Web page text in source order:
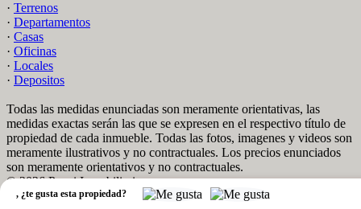
, ¿te gusta esta propiedad?
· Terrenos
· Departamentos
· Casas
· Oficinas
· Locales
· Depositos
Todas las medidas enunciadas son meramente orientativas, las
medidas exactas serán las que se expresen en el respectivo título de
propiedad de cada inmueble. Todas las fotos, imagenes y videos son
meramente ilustrativos y no contractuales. Los precios enunciados
son meramente orientativos y no contractuales.
© 2026 Pozzi Inmobiliaria.
Software Inmobiliario - Tokko Broker